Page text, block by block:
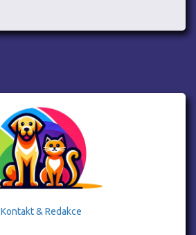
Kontakt & Redakce